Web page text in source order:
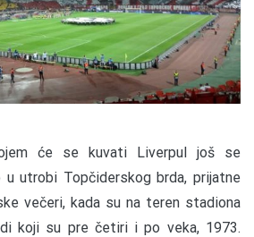
će se kuvati Liverpul još se
u utrobi Topčiderskog brda, prijatne
večeri, kada su na teren stadiona
koji su pre četiri i po veka, 1973.